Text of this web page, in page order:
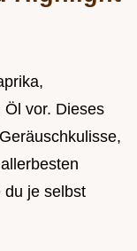
vor. Dieses
du je selbst